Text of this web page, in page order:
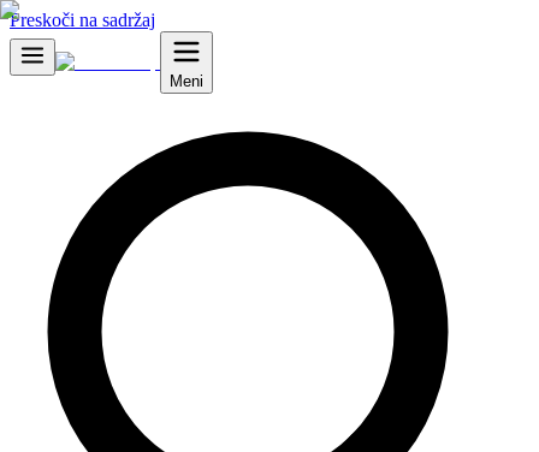
Preskoči na sadržaj
Meni